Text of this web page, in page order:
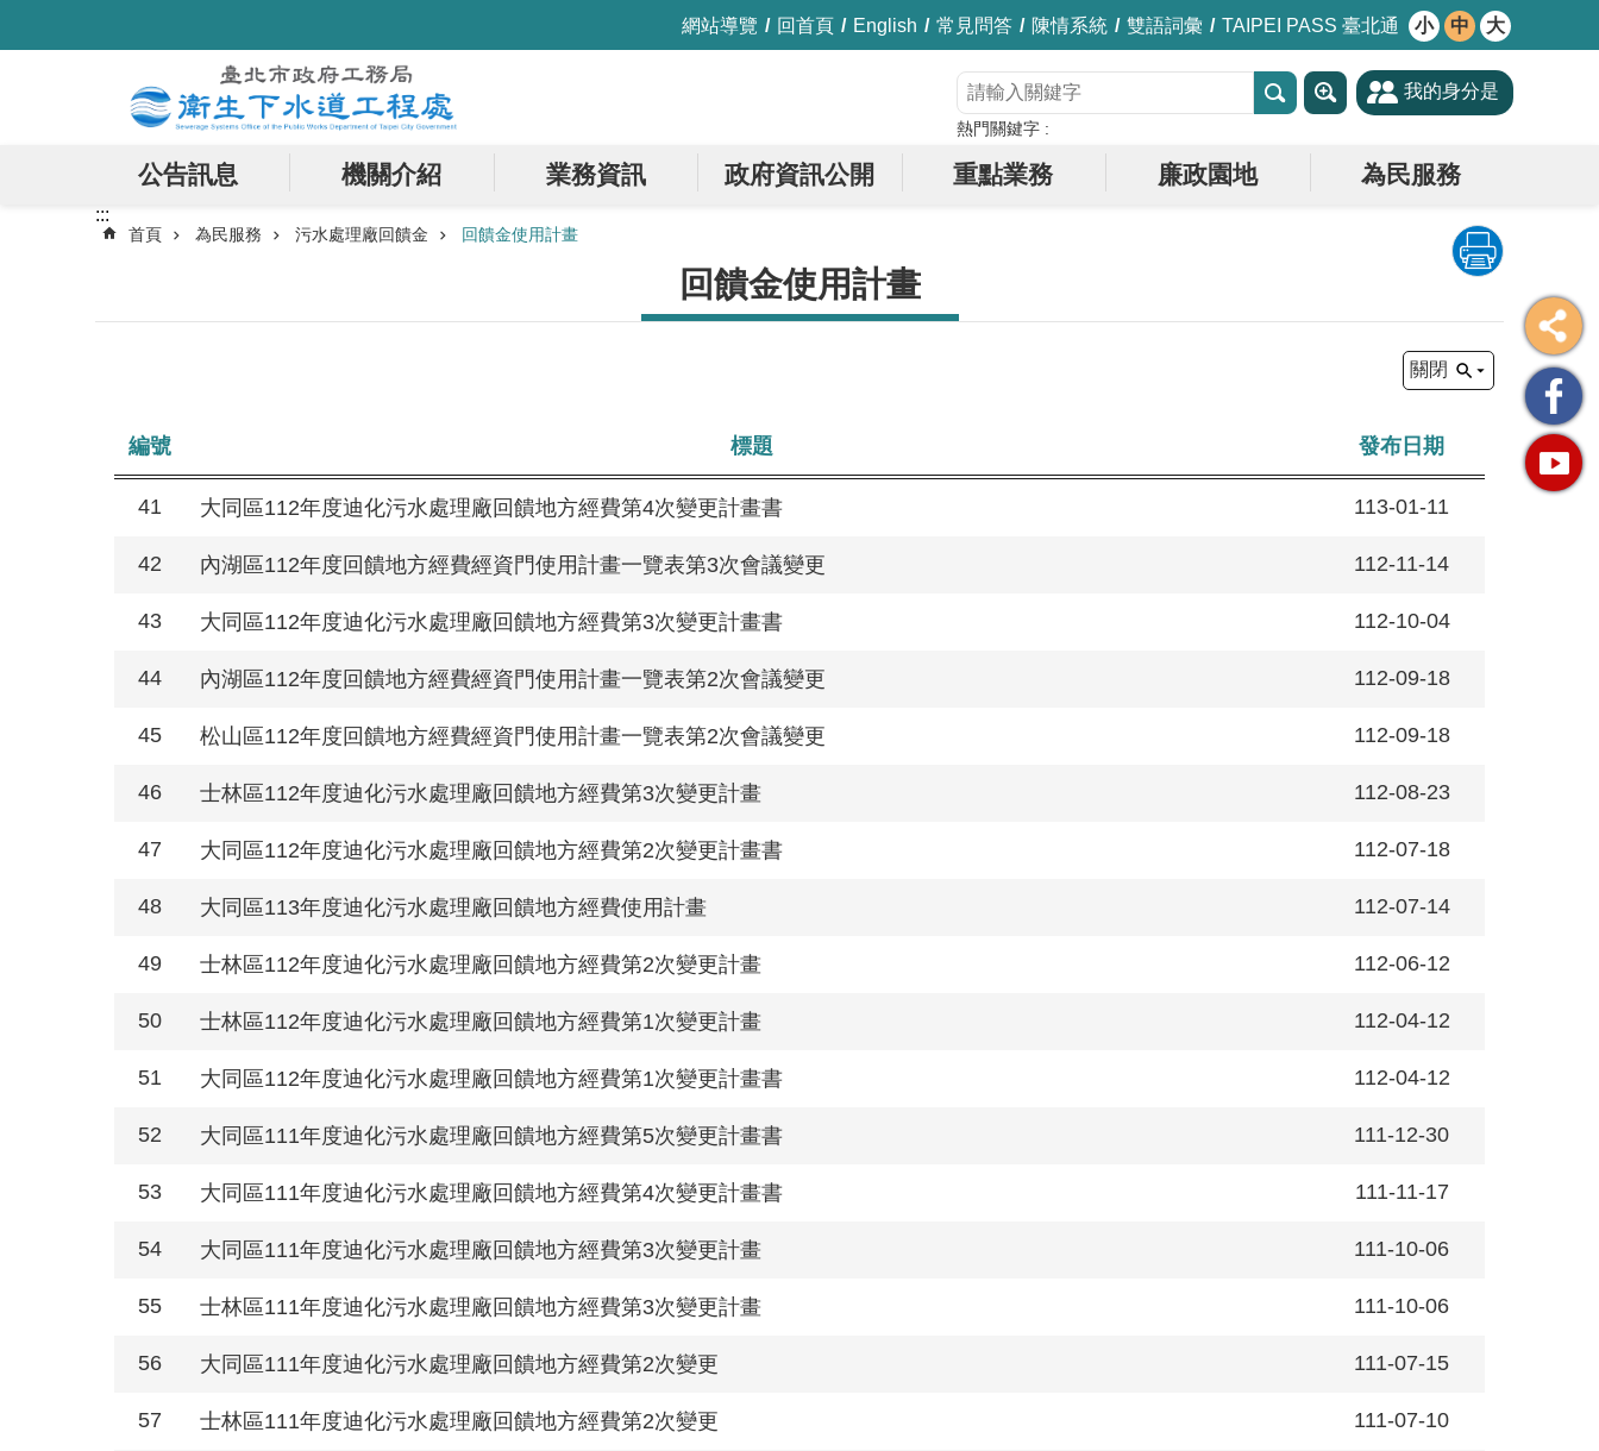
網站導覽 回首頁 English 常見問答 陳情系統 雙語詞彙 TAIPEI PASS 臺北通 小 中 大
熱門關鍵字
我的身分是
公告訊息 機關介紹 業務資訊 政府資訊公開 重點業務 廉政園地 為民服務
:::
首頁 為民服務 污水處理廠回饋金 回饋金使用計畫
回饋金使用計畫
關閉
編號 標題 發布日期
41 大同區112年度迪化污水處理廠回饋地方經費第4次變更計畫書 113-01-11
42 內湖區112年度回饋地方經費經資門使用計畫一覽表第3次會議變更 112-11-14
43 大同區112年度迪化污水處理廠回饋地方經費第3次變更計畫書 112-10-04
44 內湖區112年度回饋地方經費經資門使用計畫一覽表第2次會議變更 112-09-18
45 松山區112年度回饋地方經費經資門使用計畫一覽表第2次會議變更 112-09-18
46 士林區112年度迪化污水處理廠回饋地方經費第3次變更計畫 112-08-23
47 大同區112年度迪化污水處理廠回饋地方經費第2次變更計畫書 112-07-18
48 大同區113年度迪化污水處理廠回饋地方經費使用計畫 112-07-14
49 士林區112年度迪化污水處理廠回饋地方經費第2次變更計畫 112-06-12
50 士林區112年度迪化污水處理廠回饋地方經費第1次變更計畫 112-04-12
51 大同區112年度迪化污水處理廠回饋地方經費第1次變更計畫書 112-04-12
52 大同區111年度迪化污水處理廠回饋地方經費第5次變更計畫書 111-12-30
53 大同區111年度迪化污水處理廠回饋地方經費第4次變更計畫書 111-11-17
54 大同區111年度迪化污水處理廠回饋地方經費第3次變更計畫 111-10-06
55 士林區111年度迪化污水處理廠回饋地方經費第3次變更計畫 111-10-06
56 大同區111年度迪化污水處理廠回饋地方經費第2次變更 111-07-15
57 士林區111年度迪化污水處理廠回饋地方經費第2次變更 111-07-10